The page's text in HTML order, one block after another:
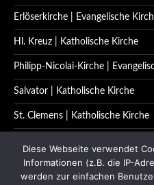
Erlöserkirche | Evangelische
Hl. Kreuz | Katholische Kirche
Philipp-Nicolai-Kirche |
Salvator | Katholische Kirche
St. Clemens | Katholische Kirche
St. Quirinus | Katholische Kirche
Diese Webseite verwendet
Informationen (z.B. die IP-
werden zur einfachen